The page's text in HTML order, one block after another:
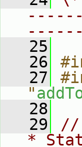
   25
   26
   27
"
   28
   29
//
*